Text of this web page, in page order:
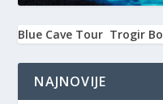
Blue Cave Tour Trogir
NAJNOVIJE